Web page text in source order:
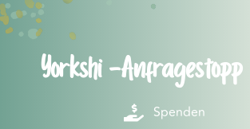
Yorkshi -Anfragestopp
Spenden